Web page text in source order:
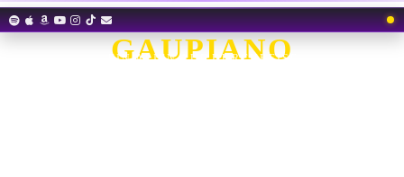
Zum
Inhalt
GAUPIANO
EIN ALIEN AUF DURCHREISE